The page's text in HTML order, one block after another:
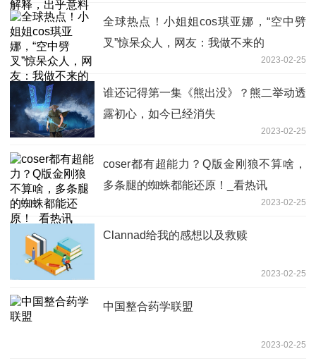
全球热点！小姐姐cos琪亚娜，“空中劈
叉”惊呆众人，网友：我做不来的
2023-02-25
谁还记得第一集《熊出没》？熊二举动透
露初心，如今已经消失
2023-02-25
coser都有超能力？Q版金刚狼不算啥，
多条腿的蜘蛛都能还原！_看热讯
2023-02-25
Clannad给我的感想以及救赎
2023-02-25
中国整合药学联盟
2023-02-25